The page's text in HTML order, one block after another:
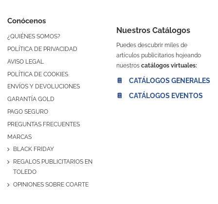
Conócenos
¿QUIÉNES SOMOS?
POLÍTICA DE PRIVACIDAD
AVISO LEGAL
POLÍTICA DE COOKIES
ENVÍOS Y DEVOLUCIONES
GARANTÍA GOLD
PAGO SEGURO
PREGUNTAS FRECUENTES
MARCAS
BLACK FRIDAY
REGALOS PUBLICITARIOS EN
TOLEDO
OPINIONES SOBRE COARTE
Nuestros Catálogos
Puedes descubrir miles de
artículos publicitarios hojeando
nuestros catálogos virtuales:
📔 CATÁLOGOS GENERALES
📔 CATÁLOGOS EVENTOS